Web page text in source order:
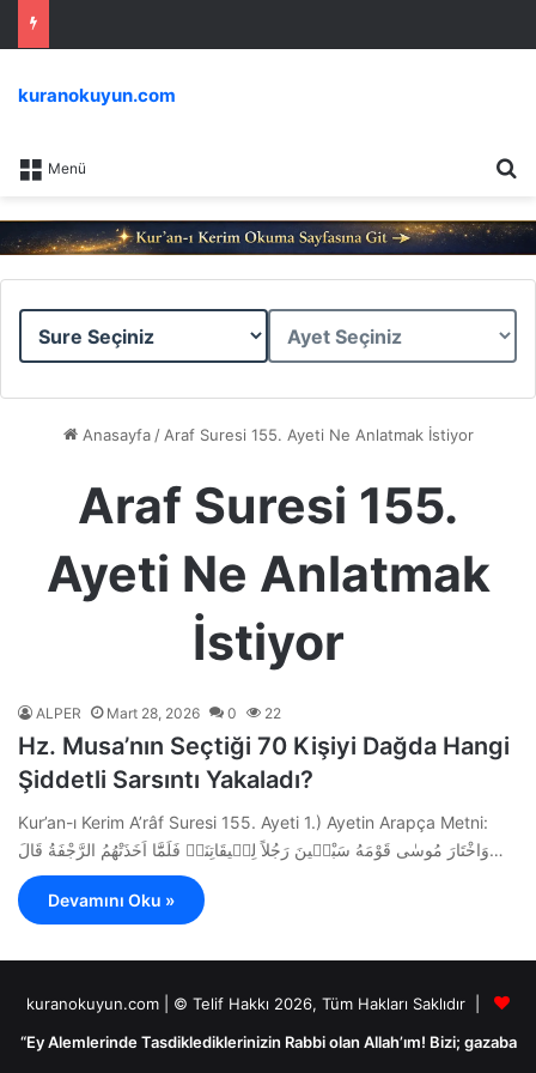
Menü
kuranokuyun.com
Sure
Ayet
Anasayfa / Araf Suresi 155. Ayeti Ne Anlatmak İstiyor
Araf Suresi 155.
Ayeti Ne Anlatmak
İstiyor
ALPER Mart 28, 2026 0 22
Hz. Musa’nın Seçtiği 70 Kişiyi Dağda Hangi
Şiddetli Sarsıntı Yakaladı?
Kur’an-ı Kerim A’râf Suresi 155. Ayeti 1.) Ayetin Arapça Metni:
وَاخْتَارَ مُوسٰى قَوْمَهُ سَبْع۪ينَ رَجُلاً لِم۪يقَاتِنَاۚ فَلَمَّٓا اَخَذَتْهُمُ الرَّجْفَةُ قَالَ…
Devamını Oku »
kuranokuyun.com | © Telif Hakkı 2026, Tüm Hakları Saklıdır |
“Ey Alemlerinde Tasdiklediklerinizin Rabbi olan Allah’ım! Bizi; gazaba